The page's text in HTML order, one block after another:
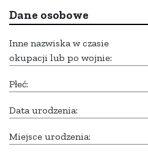
Dane osobowe
Inne nazwiska w czasie
okupacji lub po wojnie:
Płeć:
Data urodzenia:
Miejsce urodzenia: